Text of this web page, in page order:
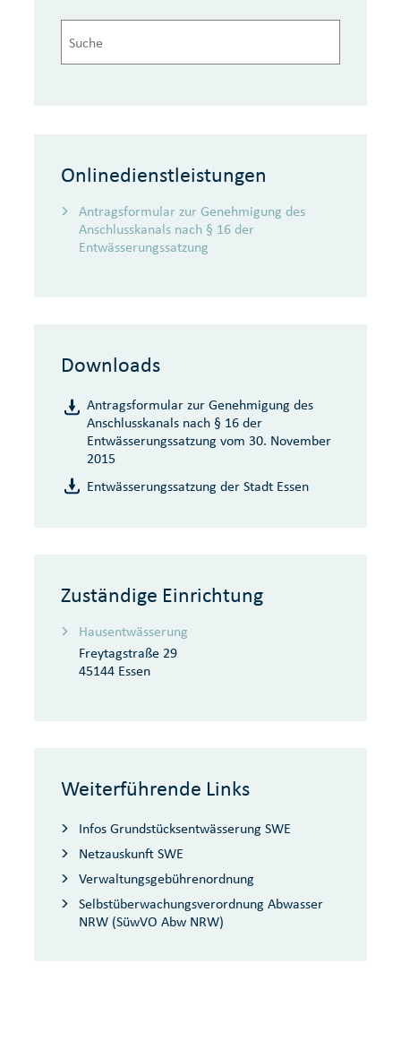
Onlinedienstleistungen
Antragsformular zur Genehmigung des
Anschlusskanals nach § 16 der
Entwässerungssatzung
Downloads
Antragsformular zur Genehmigung des
Anschlusskanals nach § 16 der
Entwässerungssatzung vom 30. November
2015
Entwässerungssatzung der Stadt Essen
Zuständige Einrichtung
Hausentwässerung
Freytagstraße 29
45144 Essen
Weiterführende Links
Infos Grundstücksentwässerung SWE
Netzauskunft SWE
Verwaltungsgebührenordnung
Selbstüberwachungsverordnung Abwasser
NRW (SüwVO Abw NRW)